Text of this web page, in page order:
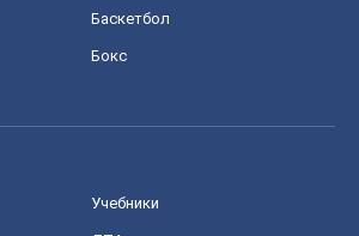
Баскетбол
Бокс
Учебники